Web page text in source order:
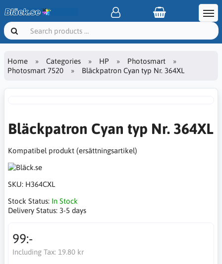
Home Categories HP
Photosmart
Photosmart 7520
Bläckpatron Cyan typ Nr. 364XL
Bläckpatron Cyan typ Nr. 364XL
Kompatibel produkt (ersättningsartikel)
SKU: H364CXL
Stock Status: In Stock
Delivery Status: 3-5 days
99:-
Including Tax: 19.80 kr